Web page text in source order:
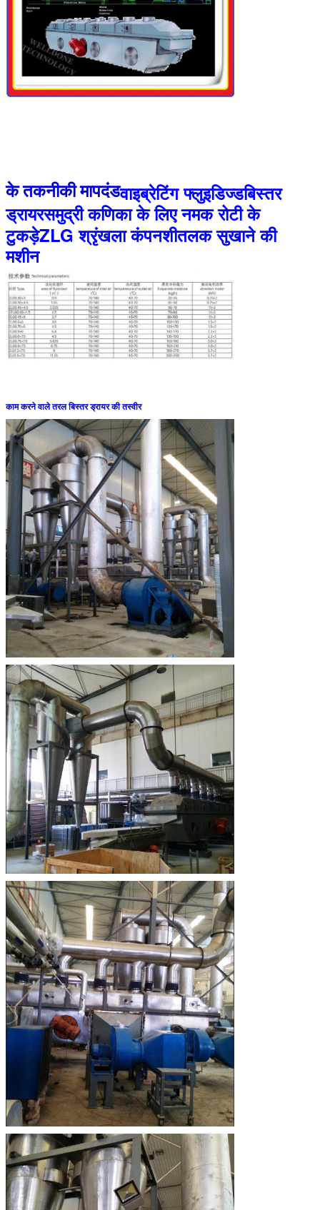
एक संदेश छोड़ें
के तकनीकी मापदंडवाइब्रेटिंग फ्लुइडिज्डबिस्तर
ड्रायरसमुद्री कणिका के लिए नमक रोटी के
टुकड़ेZLG श्रृंखला कंपनशीतलक सुखाने की
मशीन
काम करने वाले तरल बिस्तर ड्रायर की तस्वीर